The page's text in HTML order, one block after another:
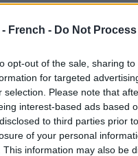
French - Do Not
opt-out of the sale, sharing
for targeted
selection. Please note that
interest-based ads based
to third parties prior
of your personal
This information may also be
pour s'assurer que
salons préfèrent
du personnel
serrées à taille haute
de sorte que les
pas en être un. Nous
changer. L'atmosphère
jeunes filles
j'ai travaillé jusqu'à présent.